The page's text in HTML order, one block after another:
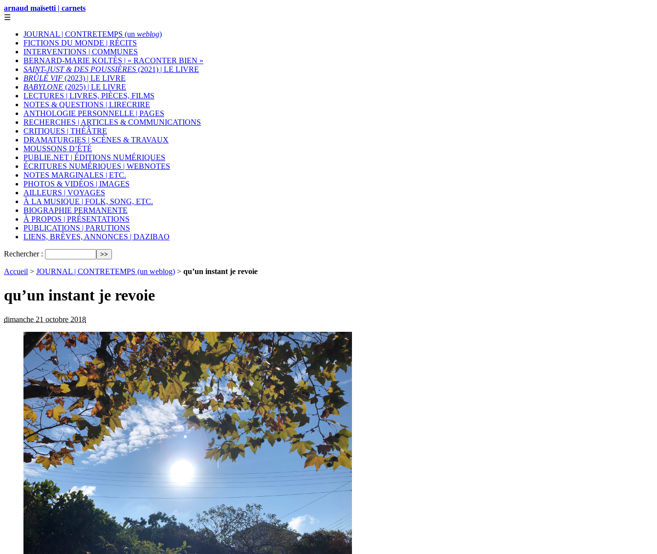
arnaud maïsetti | carnets
☰
JOURNAL | CONTRETEMPS (un weblog)
FICTIONS DU MONDE | RÉCITS
INTERVENTIONS | COMMUNES
BERNARD-MARIE KOLTÈS | « RACONTER BIEN »
SAINT-JUST & DES POUSSIÈRES (2021) | LE LIVRE
BRÛLÉ VIF (2023) | LE LIVRE
BABYLONE (2025) | LE LIVRE
LECTURES | LIVRES, PIÈCES, FILMS
NOTES & QUESTIONS | LIRECRIRE
ANTHOLOGIE PERSONNELLE | PAGES
RECHERCHES | ARTICLES & COMMUNICATIONS
CRITIQUES | THÉÂTRE
DRAMATURGIES | SCÈNES & TRAVAUX
MOUSSONS D’ÉTÉ
PUBLIE.NET | ÉDITIONS NUMÉRIQUES
ÉCRITURES NUMÉRIQUES | WEBNOTES
NOTES MARGINALES | ETC.
PHOTOS & VIDÉOS | IMAGES
AILLEURS | VOYAGES
À LA MUSIQUE | FOLK, SONG, ETC.
BIOGRAPHIE PERMANENTE
À PROPOS | PRÉSENTATIONS
PUBLICATIONS | PARUTIONS
LIENS, BRÈVES, ANNONCES | DAZIBAO
Rechercher :
Accueil > JOURNAL | CONTRETEMPS (un weblog) > qu’un instant je revoie
qu’un instant je revoie
dimanche 21 octobre 2018